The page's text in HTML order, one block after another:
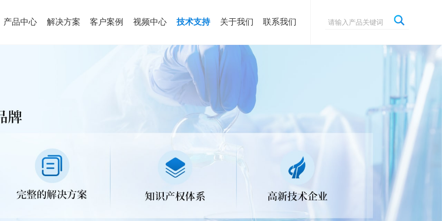
产品中心 解决方案 客户案例 视频中心 技术支持 关于我们 联系我们